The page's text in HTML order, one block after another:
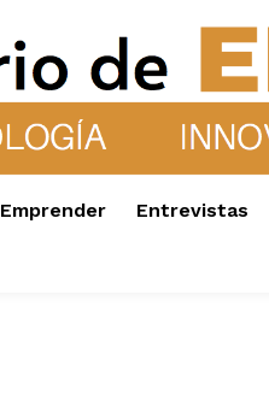
Emprender Entrevistas